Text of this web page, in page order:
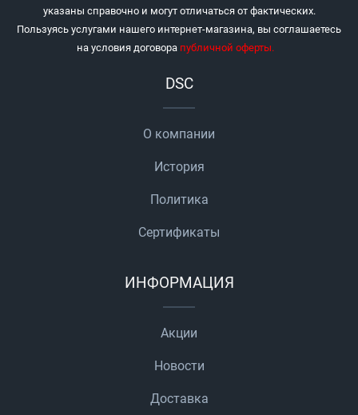
указаны справочно и могут отличаться от фактических.
Пользуясь услугами нашего интернет-магазина, вы соглашаетесь
на условия договора публичной оферты.
DSC
О компании
История
Политика
Сертификаты
ИНФОРМАЦИЯ
Акции
Новости
Доставка